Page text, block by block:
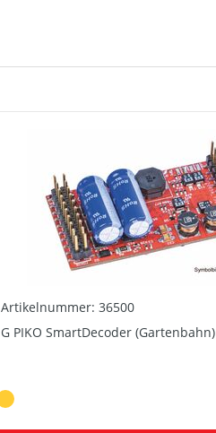
Artikelnummer: 36500
G PIKO SmartDecoder (Gartenbahn)